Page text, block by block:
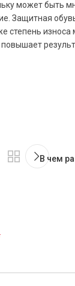
может быть
Защитная
степень
В чем